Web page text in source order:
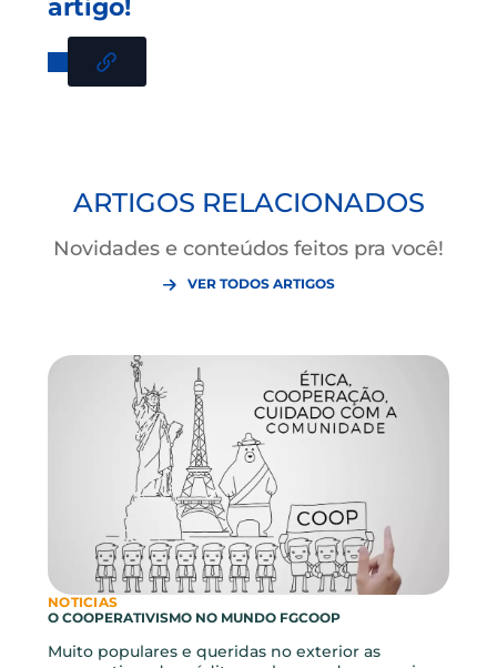
ARTIGOS RELACIONADOS
Novidades e conteúdos feitos pra você!
VER TODOS ARTIGOS